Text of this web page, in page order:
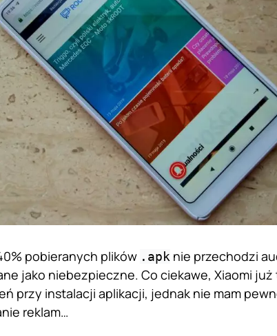
pobieranych plików .apk nie przechodzi
jako niebezpieczne. Co ciekawe, Xiaomi
przy instalacji aplikacji, jednak nie mam
reklam…